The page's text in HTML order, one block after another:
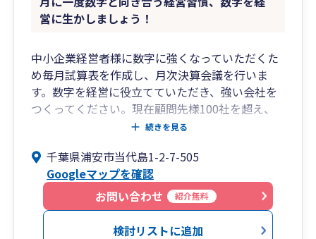
営に生かしましょう！
中小企業経営者様に数字に強くなっていただくた
め毎月試算表を作成し、月次決算会議を行いま
す。数字を経営に役立てていただき、強い会社を
つくってください。現在顧問先様100社を超え、
多くの信頼をいただいております。全国どこでも
画、経営計画の策定もお手伝いしております。利
益を出し、強い会社を目指す前向きな経営者様の
お手伝いをさせていただきたいです。ご連絡をお
待ちしております。
続きを見る
千葉県浦安市当代島1-2-7-505
Googleマップを確認
お問い合わせ
紹介無料
検討リストに追加